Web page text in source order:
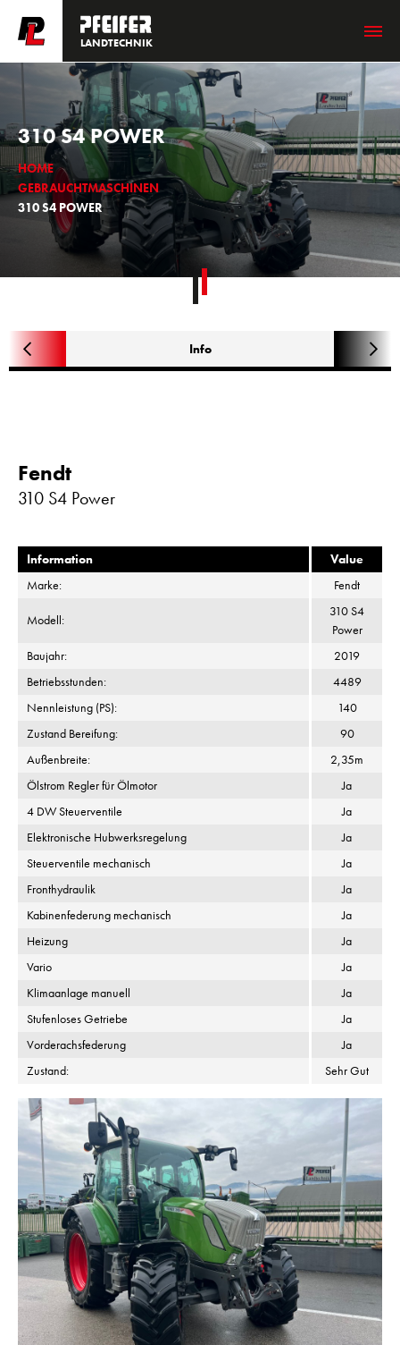
LANDTECHNIK
310 S4 POWER
HOME
GEBRAUCHTMASCHINEN
310 S4 POWER
Info
Fendt
310 S4 Power
Information
Value
Marke:
Fendt
Modell:
310 S4
Power
Baujahr:
2019
Betriebsstunden:
4489
Nennleistung (PS):
140
Zustand Bereifung:
90
Außenbreite:
2,35m
Ölstrom Regler für Ölmotor
Ja
4 DW Steuerventile
Ja
Elektronische Hubwerksregelung
Ja
Steuerventile mechanisch
Ja
Fronthydraulik
Ja
Kabinenfederung mechanisch
Ja
Heizung
Ja
Vario
Ja
Klimaanlage manuell
Ja
Stufenloses Getriebe
Ja
Vorderachsfederung
Ja
Zustand:
Sehr Gut